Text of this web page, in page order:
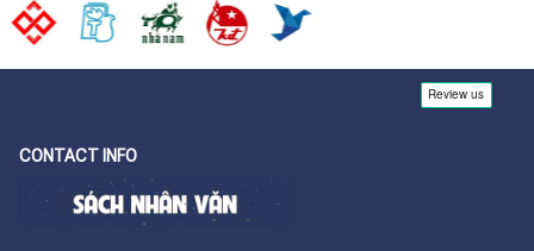
CONTACT INFO